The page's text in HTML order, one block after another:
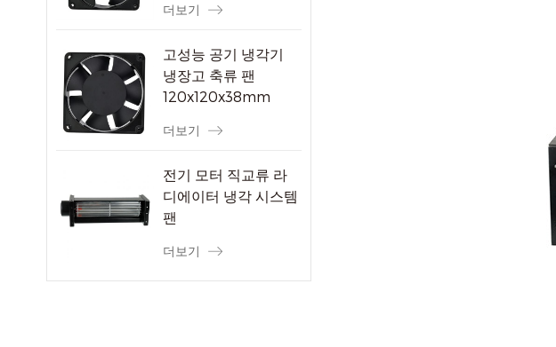
더보기
고성능 공기 냉각기
냉장고 축류 팬
120x120x38mm
더보기
전기 모터 직교류 라
디에이터 냉각 시스템
팬
더보기